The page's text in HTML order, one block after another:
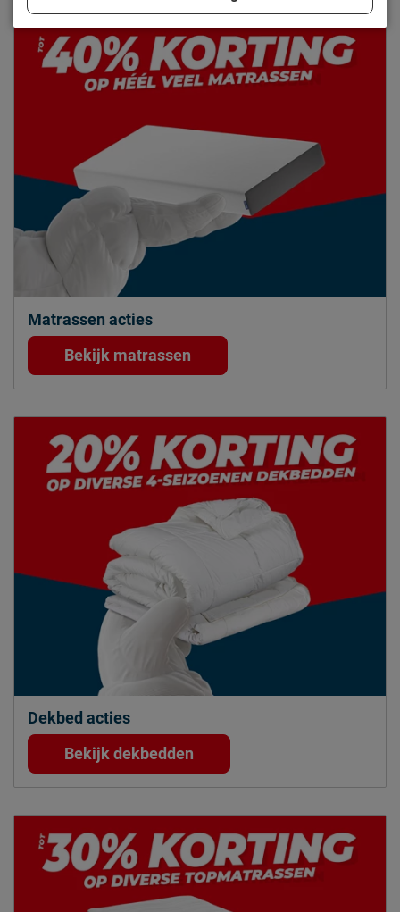
Matrassen acties
Bekijk matrassen
Dekbed acties
Bekijk dekbedden